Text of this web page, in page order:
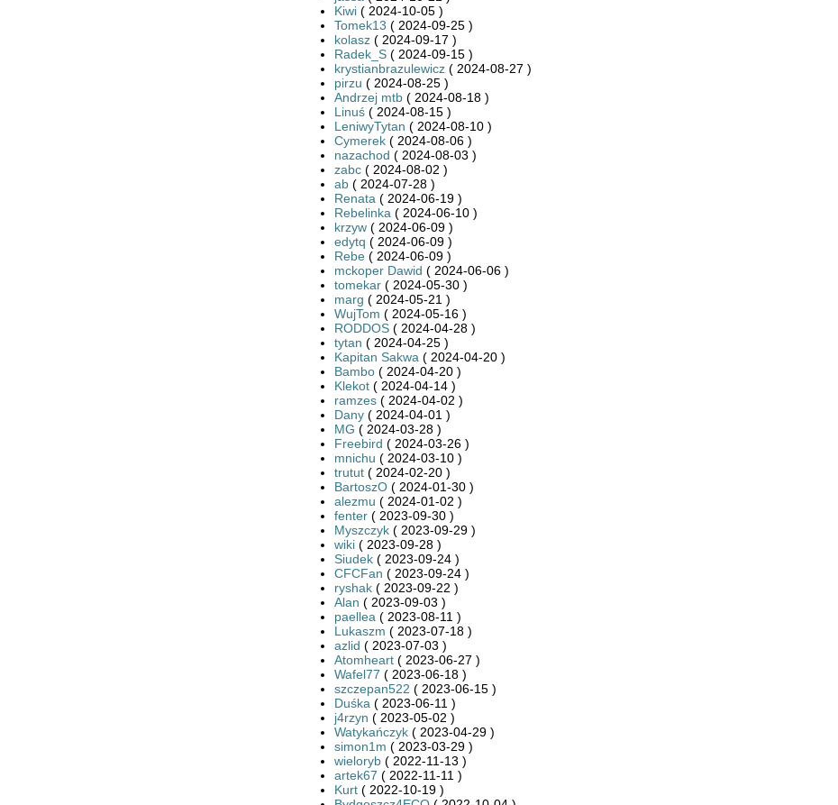
Kiwi( 2024-10-05 )
Tomek13 ( 2024-09-25 )
kolasz( 2024-09-17 )
Radek_S( 2024-09-15 )
krystianbrazulewicz( 2024-08-27 )
pirzu ( 2024-08-25 )
Andrzej mtb( 2024-08-18 )
Linuś( 2024-08-15 )
LeniwyTytan ( 2024-08-10 )
Cymerek( 2024-08-06 )
nazachod ( 2024-08-03 )
zabc( 2024-08-02 )
ab( 2024-07-28 )
Renata ( 2024-06-19 )
Rebelinka ( 2024-06-10 )
krzyw( 2024-06-09 )
edytq ( 2024-06-09 )
Rebe( 2024-06-09 )
mckoper Dawid ( 2024-06-06 )
tomekar( 2024-05-30 )
marg ( 2024-05-21 )
WujTom ( 2024-05-16 )
RODDOS( 2024-04-28 )
tytan ( 2024-04-25 )
Kapitan Sakwa ( 2024-04-20 )
Bambo( 2024-04-20 )
Klekot( 2024-04-14 )
ramzes( 2024-04-02 )
Dany( 2024-04-01 )
MG ( 2024-03-28 )
Freebird ( 2024-03-26 )
mnichu ( 2024-03-10 )
trutut( 2024-02-20 )
BartoszO( 2024-01-30 )
alezmu ( 2024-01-02 )
fenter( 2023-09-30 )
Myszczyk( 2023-09-29 )
wiki( 2023-09-28 )
Siudek( 2023-09-24 )
CFCFan ( 2023-09-24 )
ryshak( 2023-09-22 )
Alan ( 2023-09-03 )
paellea ( 2023-08-11 )
Lukaszm ( 2023-07-18 )
azlid ( 2023-07-03 )
Atomheart( 2023-06-27 )
Wafel77 ( 2023-06-18 )
szczepan522 ( 2023-06-15 )
Duśka ( 2023-06-11 )
j4rzyn ( 2023-05-02 )
Watykańczyk( 2023-04-29 )
simon1m ( 2023-03-29 )
wieloryb( 2022-11-13 )
artek67 ( 2022-11-11 )
Kurt( 2022-10-19 )